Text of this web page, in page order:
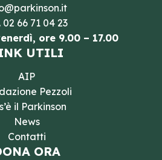
02 66 71 04 23
ore 9.00 – 17.00
UTILI
AIP
Pezzoli
il Parkinson
News
Contatti
ORA